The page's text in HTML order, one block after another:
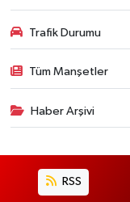
Trafik Durumu
Tüm Manşetler
Haber Arşivi
RSS